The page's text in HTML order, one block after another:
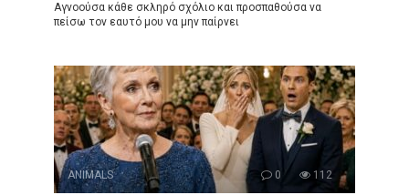
Αγνοούσα κάθε σκληρό σχόλιο και προσπαθούσα να
πείσω τον εαυτό μου να μην παίρνει
ANIMALS 0 112